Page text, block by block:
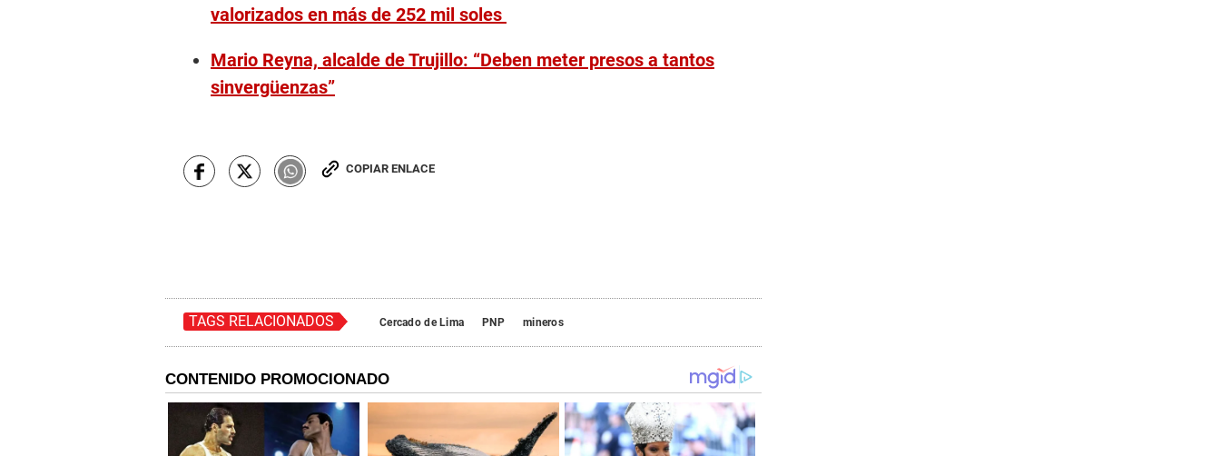
valorizados en más de 252 mil soles
Mario Reyna, alcalde de Trujillo: “Deben meter presos a tantos
sinvergüenzas”
COPIAR ENLACE
TAGS RELACIONADOS Cercado de Lima PNP mineros